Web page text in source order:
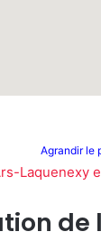
Agrandir le
Laquenexy
de